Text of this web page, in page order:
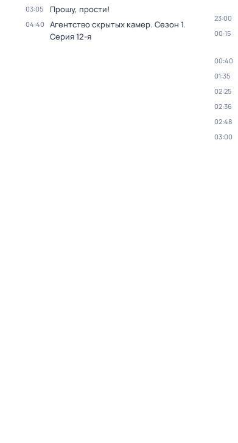
03:05 Прошу, прости!
04:40 Агентство скрытых камер. Сезон 1.
Серия 12-я
23:00
00:15
00:40
01:35
02:25
02:36
02:48
03:00